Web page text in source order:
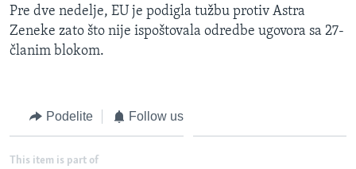
Pre dve nedelje, EU je podigla tužbu protiv Astra
Zeneke zato što nije ispoštovala odredbe ugovora sa 27-
članim blokom.
Podelite Follow us
This item is part of